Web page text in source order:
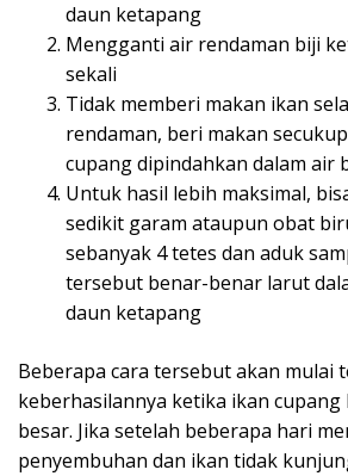
daun ketapang
Mengganti air rendaman biji
sekali
Tidak memberi makan ikan
rendaman, beri makan
cupang dipindahkan dalam air
Untuk hasil lebih maksimal,
sedikit garam ataupun obat
sebanyak 4 tetes dan aduk
tersebut benar-benar larut
daun ketapang
Beberapa cara tersebut akan mulai
keberhasilannya ketika ikan
besar. Jika setelah beberapa hari
penyembuhan dan ikan tidak